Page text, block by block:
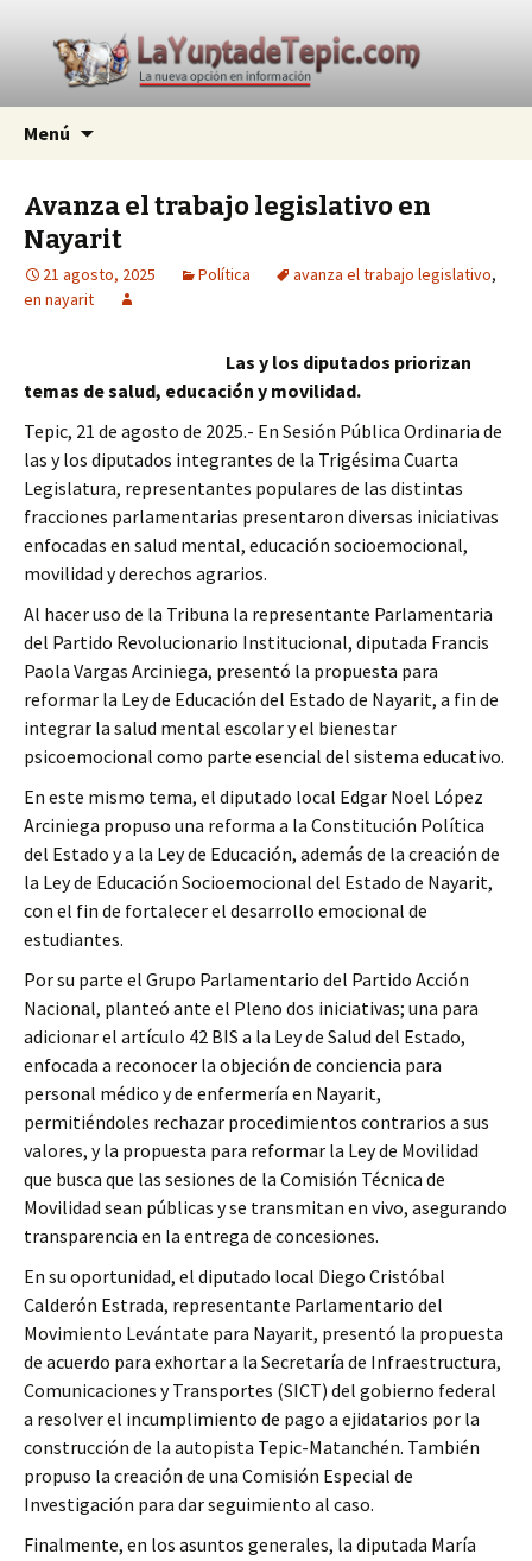
La Yunta de Tepic
La nueva opción en información
Menú
Avanza el trabajo legislativo en
Nayarit
21 agosto, 2025 Política avanza el trabajo legislativo,
en nayarit
Las y los diputados priorizan
temas de salud, educación y movilidad.
Tepic, 21 de agosto de 2025.- En Sesión Pública Ordinaria de
las y los diputados integrantes de la Trigésima Cuarta
Legislatura, representantes populares de las distintas
fracciones parlamentarias presentaron diversas iniciativas
enfocadas en salud mental, educación socioemocional,
movilidad y derechos agrarios.
Al hacer uso de la Tribuna la representante Parlamentaria
del Partido Revolucionario Institucional, diputada Francis
Paola Vargas Arciniega, presentó la propuesta para
reformar la Ley de Educación del Estado de Nayarit, a fin de
integrar la salud mental escolar y el bienestar
psicoemocional como parte esencial del sistema educativo.
En este mismo tema, el diputado local Edgar Noel López
Arciniega propuso una reforma a la Constitución Política
del Estado y a la Ley de Educación, además de la creación de
la Ley de Educación Socioemocional del Estado de Nayarit,
con el fin de fortalecer el desarrollo emocional de
estudiantes.
Por su parte el Grupo Parlamentario del Partido Acción
Nacional, planteó ante el Pleno dos iniciativas; una para
adicionar el artículo 42 BIS a la Ley de Salud del Estado,
enfocada a reconocer la objeción de conciencia para
personal médico y de enfermería en Nayarit,
permitiéndoles rechazar procedimientos contrarios a sus
valores, y la propuesta para reformar la Ley de Movilidad
que busca que las sesiones de la Comisión Técnica de
Movilidad sean públicas y se transmitan en vivo, asegurando
transparencia en la entrega de concesiones.
En su oportunidad, el diputado local Diego Cristóbal
Calderón Estrada, representante Parlamentario del
Movimiento Levántate para Nayarit, presentó la propuesta
de acuerdo para exhortar a la Secretaría de Infraestructura,
Comunicaciones y Transportes (SICT) del gobierno federal
a resolver el incumplimiento de pago a ejidatarios por la
construcción de la autopista Tepic-Matanchén. También
propuso la creación de una Comisión Especial de
Investigación para dar seguimiento al caso.
Finalmente, en los asuntos generales, la diputada María